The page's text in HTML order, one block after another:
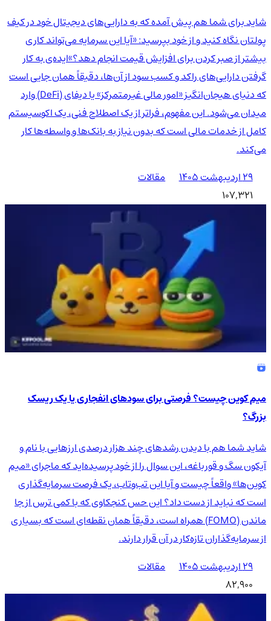
شاید برای شما هم پیش آمده که به دارایی‌های دیجیتال خود در کیف
پولتان نگاه کنید و از خود بپرسید: «آیا این سرمایه می‌تواند کاری
بیشتر از صبر کردن برای افزایش قیمت انجام دهد؟»ایده‌ی به کار
گرفتن دارایی‌های راکد و کسب سود از آن‌ها، دقیقاً همان جایی است
که دنیای هیجان‌انگیز «امور مالی غیرمتمرکز» یا دیفای (DeFi) وارد
میدان می‌شود. این مفهوم، فراتر از یک اصطلاح فنی، یک اکوسیستم
کامل از خدمات مالی است که بدون نیاز به بانک‌ها و واسطه‌ها کار
می‌کند.
۲۹ اردیبهشت ۱۴۰۵
مقالات
107,321
میم کوین چیست؟ فرصتی برای سودهای انفجاری یا یک ریسک
بزرگ؟
شاید شما هم با دیدن رشدهای چند هزار درصدی ارزهایی با نام و
آیکون سگ و قورباغه، این سوال را از خود پرسیده‌اید که ماجرای «میم
کوین‌ها» واقعاً چیست و آیا این تب‌وتاب، یک فرصت سرمایه‌گذاری
است که نباید از دست داد؟ این حس کنجکاوی که با کمی ترس از جا
ماندن (FOMO) همراه است، دقیقاً همان نقطه‌ای است که بسیاری
از سرمایه‌گذاران تازه‌کار در آن قرار دارند.
۲۹ اردیبهشت ۱۴۰۵
مقالات
82,900